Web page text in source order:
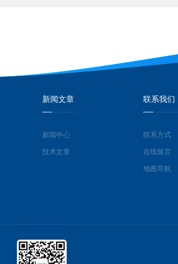
新闻文章
新闻中心
技术文章
联系我们
联系方式
在线留言
地图导航